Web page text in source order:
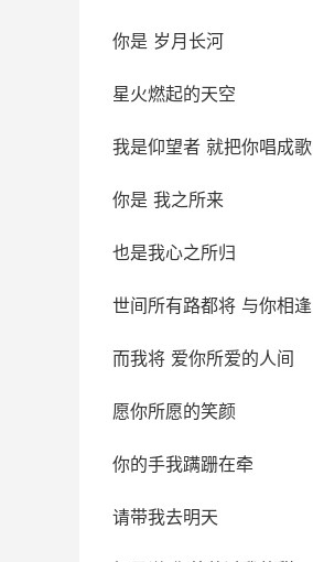
你是 岁月长河
星火燃起的天空
我是仰望者 就把你唱成歌
你是 我之所来
也是我心之所归
世间所有路都将 与你相逢
而我将 爱你所爱的人间
愿你所愿的笑颜
你的手我蹒跚在牵
请带我去明天